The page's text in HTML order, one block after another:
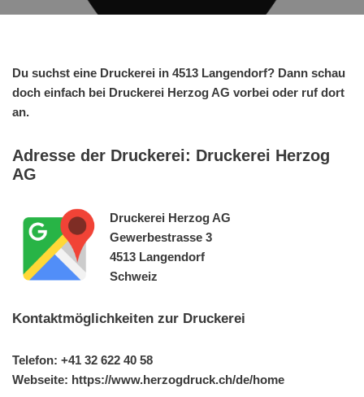
Du suchst eine Druckerei in 4513 Langendorf? Dann schau
doch einfach bei Druckerei Herzog AG vorbei oder ruf dort
an.
Adresse der Druckerei: Druckerei Herzog
AG
Druckerei Herzog AG
Gewerbestrasse 3
4513 Langendorf
Schweiz
Kontaktmöglichkeiten zur Druckerei
Telefon: +41 32 622 40 58
Webseite: https://www.herzogdruck.ch/de/home